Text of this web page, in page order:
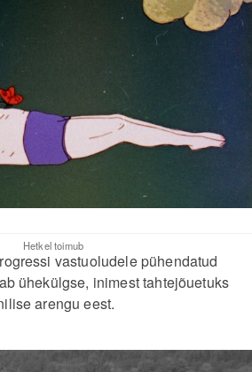
Hetkel toimub
vastuoludele pühendatud
ühekülgse, inimest tahtejõuetuks
arengu eest.